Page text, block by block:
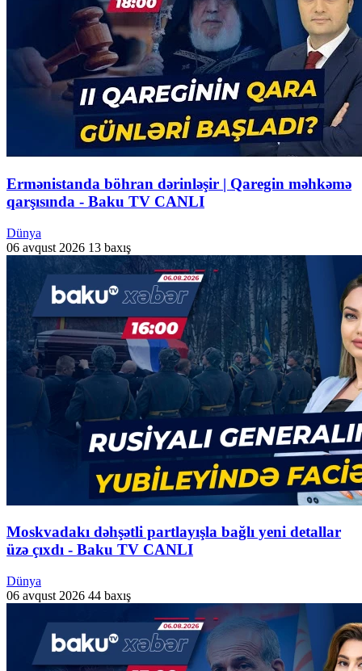
Ermənistanda böhran dərinləşir | Qaregin məhkəmə
qarşısında - Baku TV CANLI
Dünya
06 avqust 2026 13 baxış
Moskvadakı dəhşətli partlayışla bağlı yeni detallar
üzə çıxdı - Baku TV CANLI
Dünya
06 avqust 2026 44 baxış